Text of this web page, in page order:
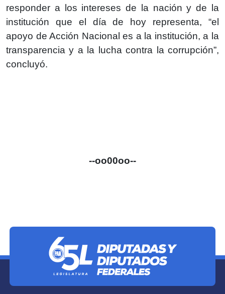
responder a los intereses de la nación y de la
institución que el día de hoy representa, “el
apoyo de Acción Nacional es a la institución, a la
transparencia y a la lucha contra la corrupción”,
concluyó.
--oo00oo--